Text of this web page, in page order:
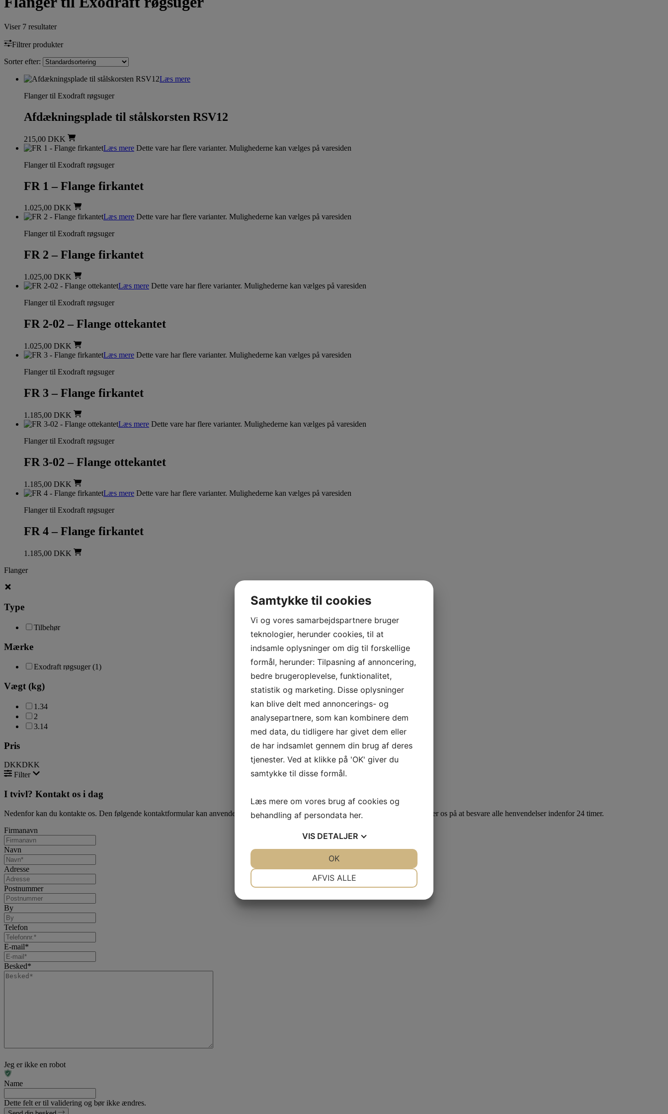
Viser 7 resultater
Filtrer produkter
Sorter efter:
Læs mere
Flanger til Exodraft røgsuger
Afdækningsplade til stålskorsten RSV12
215,00 DKK
Læs mere Dette vare har flere varianter. Mulighederne kan vælges på varesiden
Flanger til Exodraft røgsuger
FR 1 – Flange firkantet
1.025,00 DKK
Læs mere Dette vare har flere varianter. Mulighederne kan vælges på varesiden
Flanger til Exodraft røgsuger
FR 2 – Flange firkantet
1.025,00 DKK
Læs mere Dette vare har flere varianter. Mulighederne kan vælges på varesiden
Flanger til Exodraft røgsuger
FR 2-02 – Flange ottekantet
1.025,00 DKK
Læs mere Dette vare har flere varianter. Mulighederne kan vælges på varesiden
Flanger til Exodraft røgsuger
FR 3 – Flange firkantet
1.185,00 DKK
Læs mere Dette vare har flere varianter. Mulighederne kan vælges på varesiden
Flanger til Exodraft røgsuger
FR 3-02 – Flange ottekantet
1.185,00 DKK
Læs mere Dette vare har flere varianter. Mulighederne kan vælges på varesiden
Flanger til Exodraft røgsuger
FR 4 – Flange firkantet
1.185,00 DKK
Flanger
Type
Tilbehør
Mærke
Exodraft røgsuger(1)
Vægt (kg)
1.34
2
3.14
Pris
DKKDKK
Filter
I tvivl? Kontakt os i dag
Nedenfor kan du kontakte os. Den følgende kontaktformular kan anvendes til alle spørgsmål som du ikke har fået svar på her. Vi bestræber os på at besvare alle henvendelser indenfor 24 timer.
Firmanavn
Navn
Adresse
Postnummer
By
Telefon
E-mail*
Besked*
Jeg er ikke en robot
Name
Dette felt er til validering og bør ikke ændres.
Samtykke til cookies
Vi og vores samarbejdspartnere bruger
teknologier, herunder cookies, til at
indsamle oplysninger om dig til forskellige
formål, herunder: Tilpasning af annoncering,
bedre brugeroplevelse, funktionalitet,
statistik og marketing. Disse oplysninger
kan blive delt med annoncerings- og
analysepartnere, som kan kombinere dem
med data, du tidligere har givet dem eller
de har indsamlet gennem din brug af deres
tjenester. Ved at klikke på 'OK' giver du
samtykke til disse formål.
Læs mere om vores brug af cookies og
behandling af persondata her.
VIS DETALJER
AFVIS ALLE
OK